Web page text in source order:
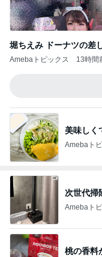
堀ちえみ ドーナツの差
Amebaトピックス 13時間
美味しく
Amebaト
次世代掃
Amebaト
桃の香料